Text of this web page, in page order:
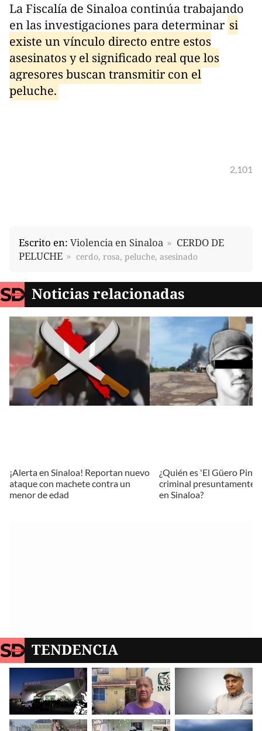
La Fiscalía de Sinaloa continúa trabajando
en las investigaciones para determinar si
existe un vínculo directo entre estos
asesinatos y el significado real que los
agresores buscan transmitir con el
peluche.
2,101
Escrito en: Violencia en Sinaloa
CERDO DE
PELUCHE
cerdo, rosa, peluche, asesinado
Noticias relacionadas
¡Alerta en Sinaloa! Reportan nuevo
ataque con machete contra un
menor de edad
¿Quién es 'El Güero Pin',
criminal presuntamente
en Sinaloa?
TENDENCIA